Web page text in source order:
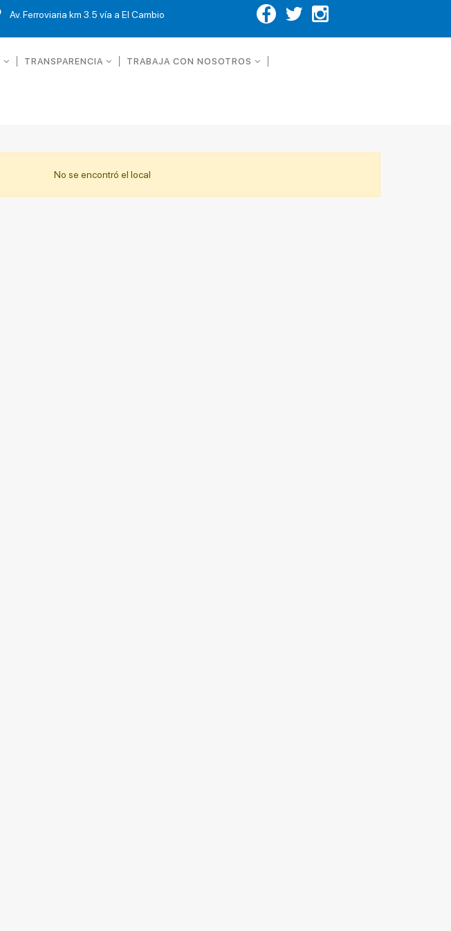
Av. Ferroviaria km 3.5 vía a El Cambio
TRANSPARENCIA TRABAJA CON NOSOTROS
No se encontró el local